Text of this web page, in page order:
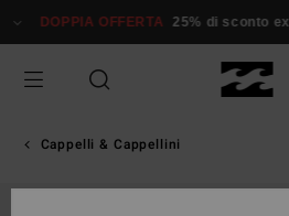
alle
prodotto
DOPPIA OFFERTA 25% di sconto
Cappelli & Cappellini